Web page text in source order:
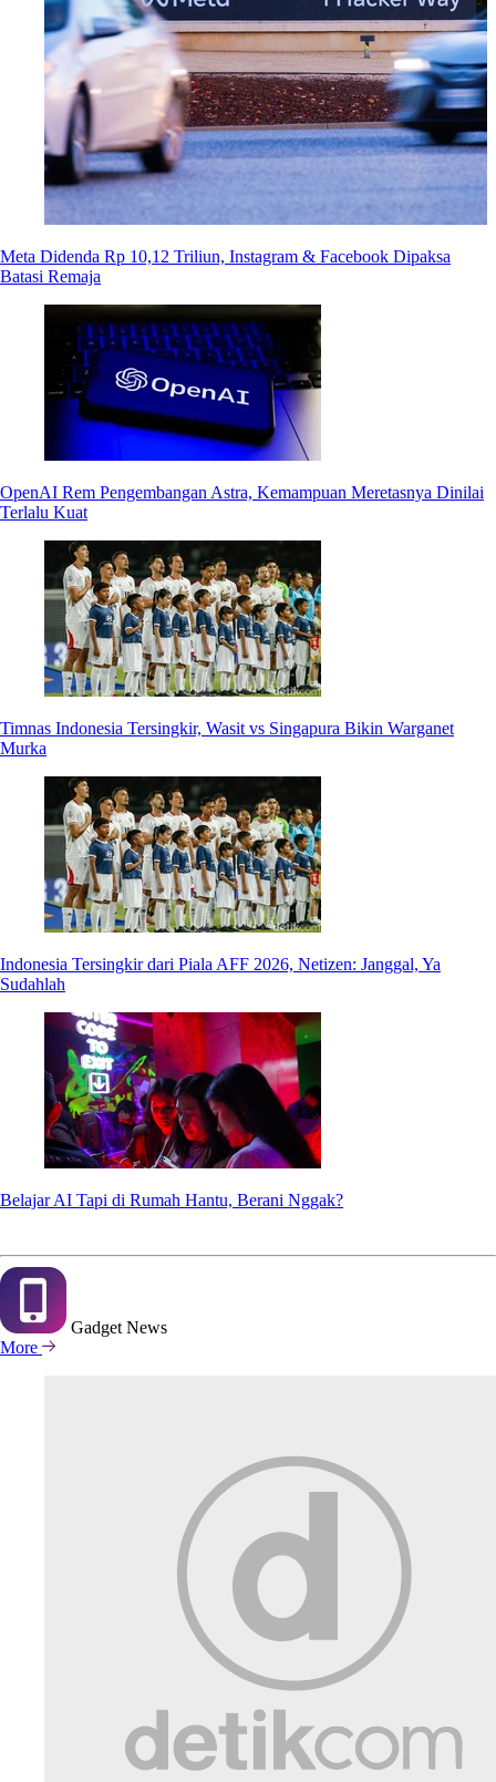
Meta Didenda Rp 10,12 Triliun, Instagram & Facebook Dipaksa
Batasi Remaja
OpenAI Rem Pengembangan Astra, Kemampuan Meretasnya Dinilai
Terlalu Kuat
Timnas Indonesia Tersingkir, Wasit vs Singapura Bikin Warganet
Murka
Indonesia Tersingkir dari Piala AFF 2026, Netizen: Janggal, Ya
Sudahlah
Belajar AI Tapi di Rumah Hantu, Berani Nggak?
Gadget News
More